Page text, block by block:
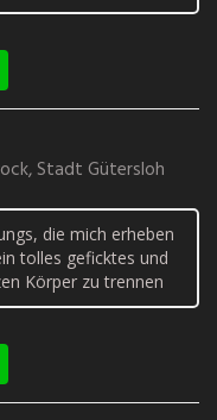
Stadt Gütersloh
die mich erheben
tolles geficktes und
Körper zu trennen